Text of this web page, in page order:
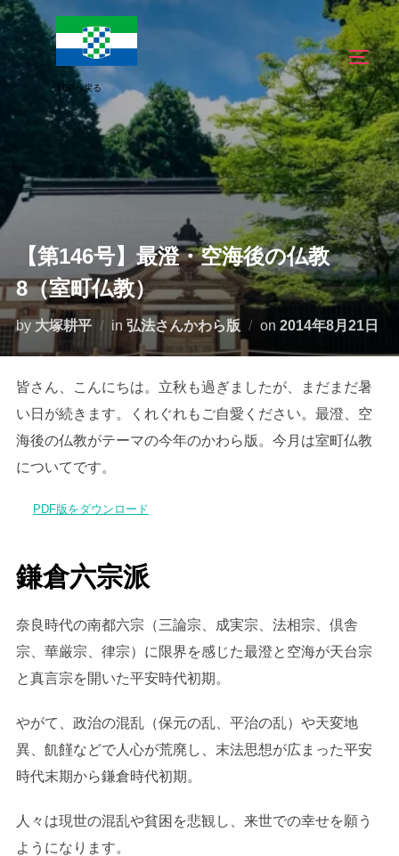
コ
ン
ン
ッ
サイド
【第146号】最澄・空海後の仏教
8（室町仏教）
by 大塚耕平 in 弘法さんかわら版 on 投
稿
2014年8月21日
皆さん、こんにちは。立秋も過ぎましたが、まだまだ暑
い日が続きます。くれぐれもご自愛ください。最澄、空
海後の仏教がテーマの今年のかわら版。今月は室町仏教
についてです。
PDF版をダウンロード
鎌倉六宗派
奈良時代の南都六宗（三論宗、成実宗、法相宗、倶舎
宗、華厳宗、律宗）に限界を感じた最澄と空海が天台宗
と真言宗を開いた平安時代初期。
やがて、政治の混乱（保元の乱、平治の乱）や天変地
異、飢饉などで人心が荒廃し、末法思想が広まった平安
時代末期から鎌倉時代初期。
人々は現世の混乱や貧困を悲観し、来世での幸せを願う
ようになります。